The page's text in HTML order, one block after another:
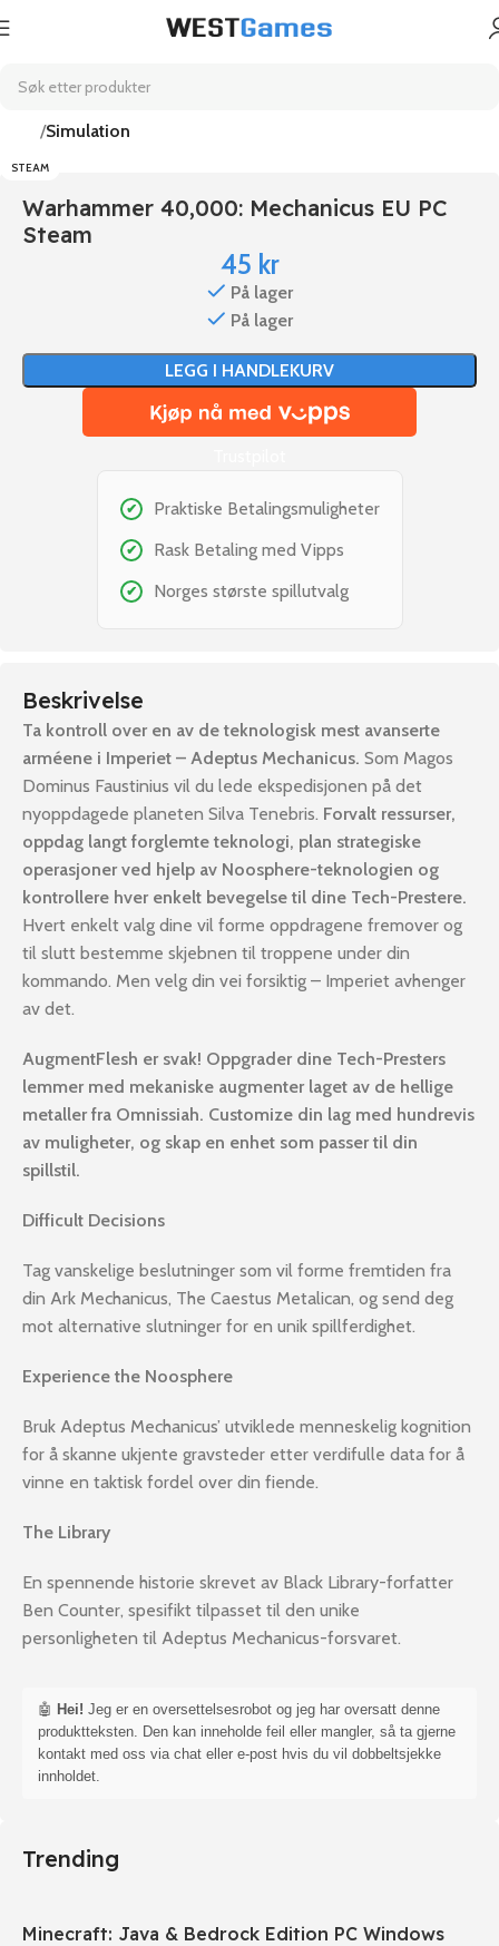
Simulation
STEAM
Warhammer 40,000: Mechanicus EU PC
Steam
45 kr
På lager
På lager
LEGG I HANDLEKURV
✔ Praktiske Betalingsmuligheter
✔ Rask Betaling med Vipps
✔ Norges største spillutvalg
Beskrivelse
Ta kontroll over en av de teknologisk mest avanserte
arméene i Imperiet – Adeptus Mechanicus. Som Magos
Dominus Faustinius vil du lede ekspedisjonen på det
nyoppdagede planeten Silva Tenebris. Forvalt ressurser,
oppdag langt forglemte teknologi, plan strategiske
operasjoner ved hjelp av Noosphere-teknologien og
kontrollere hver enkelt bevegelse til dine Tech-Prestere.
Hvert enkelt valg dine vil forme oppdragene fremover og
til slutt bestemme skjebnen til troppene under din
kommando. Men velg din vei forsiktig – Imperiet avhenger
av det.
AugmentFlesh er svak! Oppgrader dine Tech-Presters
lemmer med mekaniske augmenter laget av de hellige
metaller fra Omnissiah. Customize din lag med hundrevis
av muligheter, og skap en enhet som passer til din
spillstil.
Difficult Decisions
Tag vanskelige beslutninger som vil forme fremtiden fra
din Ark Mechanicus, The Caestus Metalican, og send deg
mot alternative slutninger for en unik spillferdighet.
Experience the Noosphere
Bruk Adeptus Mechanicus’ utviklede menneskelig kognition
for å skanne ukjente gravsteder etter verdifulle data for å
vinne en taktisk fordel over din fiende.
The Library
En spennende historie skrevet av Black Library-forfatter
Ben Counter, spesifikt tilpasset til den unike
personligheten til Adeptus Mechanicus-forsvaret.
🤖 Hei! Jeg er en oversettelsesrobot og jeg har oversatt denne
produktteksten. Den kan inneholde feil eller mangler, så ta gjerne
kontakt med oss via chat eller e-post hvis du vil dobbeltsjekke
innholdet.
Trending
Minecraft: Java & Bedrock Edition PC Windows